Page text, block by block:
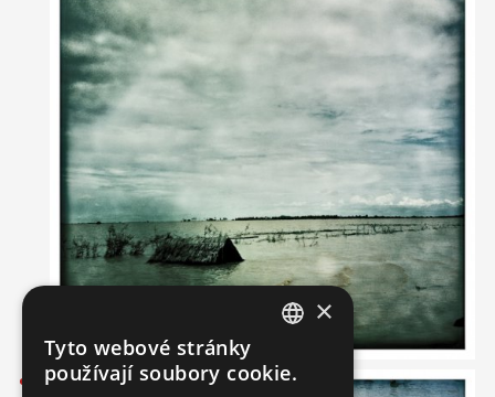
×
Tyto webové stránky
používají soubory cookie.